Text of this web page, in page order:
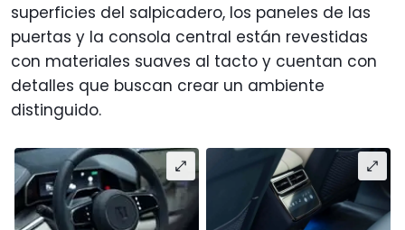
superficies del salpicadero, los paneles de las
puertas y la consola central están revestidas
con materiales suaves al tacto y cuentan con
detalles que buscan crear un ambiente
distinguido.